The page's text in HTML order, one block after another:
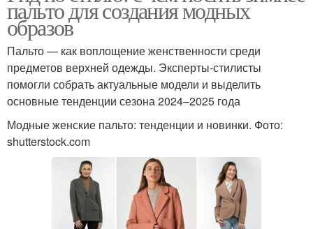
пальто для создания модных
образов
Пальто — как воплощение женственности среди
предметов верхней одежды. Эксперты-стилисты
помогли собрать актуальные модели и выделить
основные тенденции сезона 2024–2025 года
Модные женские пальто: тенденции и новинки. Фото:
shutterstock.com